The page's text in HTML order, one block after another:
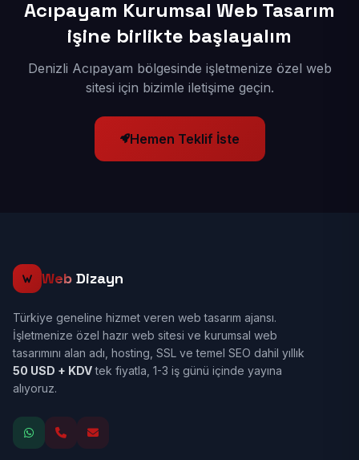
Acıpayam Kurumsal Web Tasarım
işine birlikte başlayalım
Denizli Acıpayam bölgesinde işletmenize özel web
sitesi için bizimle iletişime geçin.
Hemen Teklif İste
Web Dizayn
Türkiye geneline hizmet veren web tasarım ajansı.
İşletmenize özel hazır web sitesi ve kurumsal web
tasarımını alan adı, hosting, SSL ve temel SEO dahil yıllık
50 USD + KDVtek fiyatla, 1-3 iş günü içinde yayına
alıyoruz.